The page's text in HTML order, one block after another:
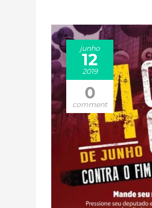
junho
12
2019
0
comment